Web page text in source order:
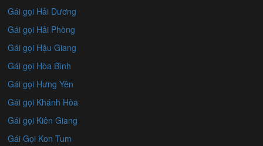
Gái gọi Hải Dương
Gái gọi Hải Phòng
Gái gọi Hậu Giang
Gái gọi Hòa Bình
Gái gọi Hưng Yên
Gái gọi Khánh Hòa
Gái gọi Kiên Giang
Gái Gọi Kon Tum